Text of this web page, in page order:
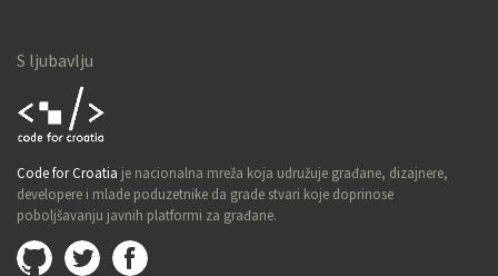
S ljubavlju
Croatia
Code for Croatia je nacionalna mreža koja udružuje građane, dizajnere,
developere i mlade poduzetnike da grade stvari koje doprinose
poboljšavanju javnih platformi za građane.